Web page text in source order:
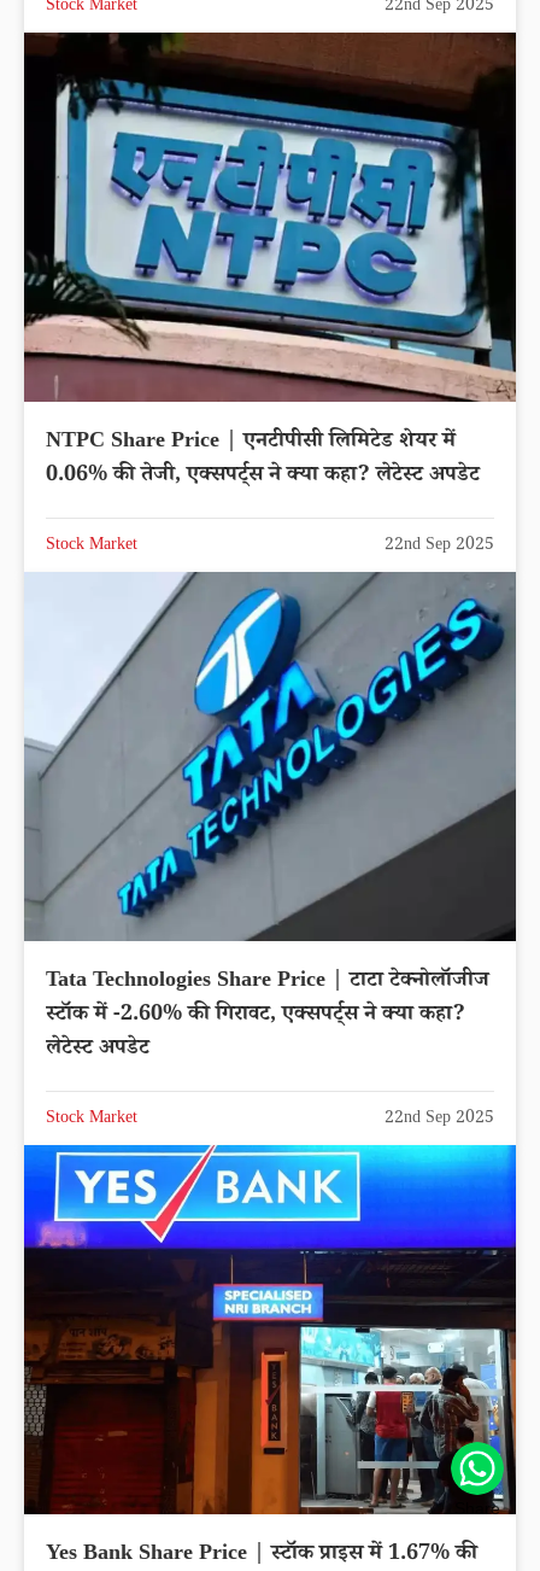
Stock Market 22nd Sep 2025
NTPC Share Price | एनटीपीसी लिमिटेड शेयर में
0.06% की तेजी, एक्सपर्ट्स ने क्या कहा? लेटेस्ट अपडेट
Stock Market 22nd Sep 2025
Tata Technologies Share Price | टाटा टेक्नोलॉजीज
स्टॉक में -2.60% की गिरावट, एक्सपर्ट्स ने क्या कहा?
लेटेस्ट अपडेट
Stock Market 22nd Sep 2025
Yes Bank Share Price | स्टॉक प्राइस में 1.67% की
Share